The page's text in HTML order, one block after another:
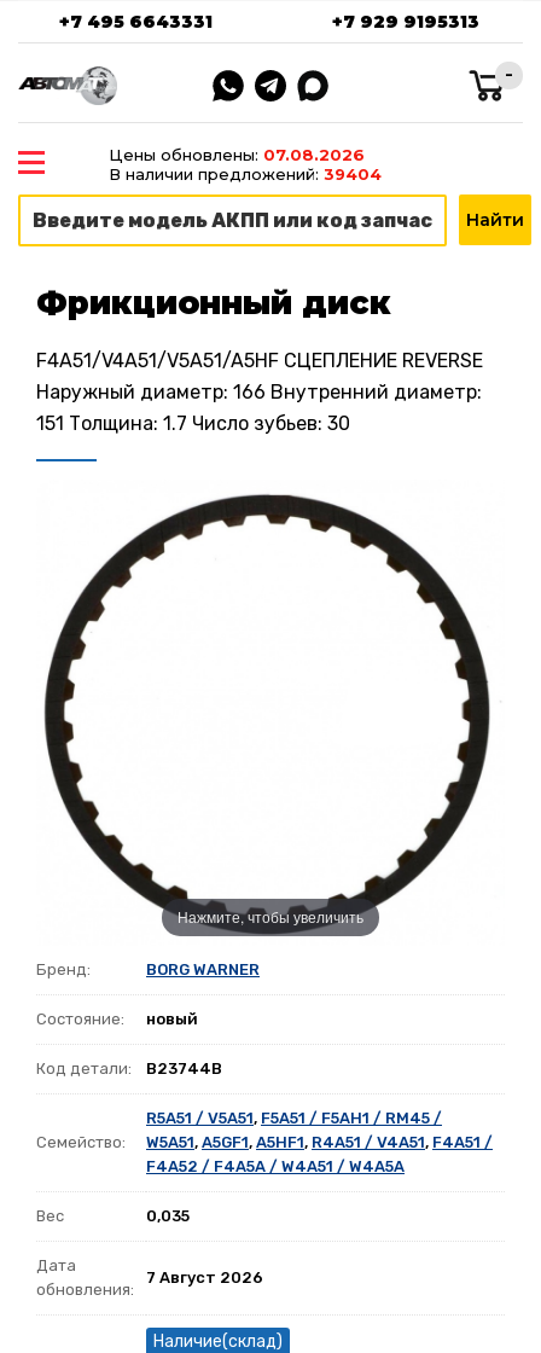
+7 495 6643331 +7 929 9195313
-
Цены обновлены: 07.08.2026
В наличии предложений: 39404
Фрикционный диск
F4A51/V4A51/V5A51/A5HF СЦЕПЛЕНИЕ REVERSE
Наружный диаметр: 166 Внутренний диаметр:
151 Толщина: 1.7 Число зубьев: 30
Нажмите, чтобы увеличить
Бренд: BORG WARNER
Состояние: новый
Код детали: B23744B
Семейство:
R5A51 / V5A51, F5A51 / F5AH1 / RM45 /
W5A51, A5GF1, A5HF1, R4A51 / V4A51, F4A51 /
F4A52 / F4A5A / W4A51 / W4A5A
Вес 0,035
Дата
обновления:
7 Август 2026
Наличие(склад)